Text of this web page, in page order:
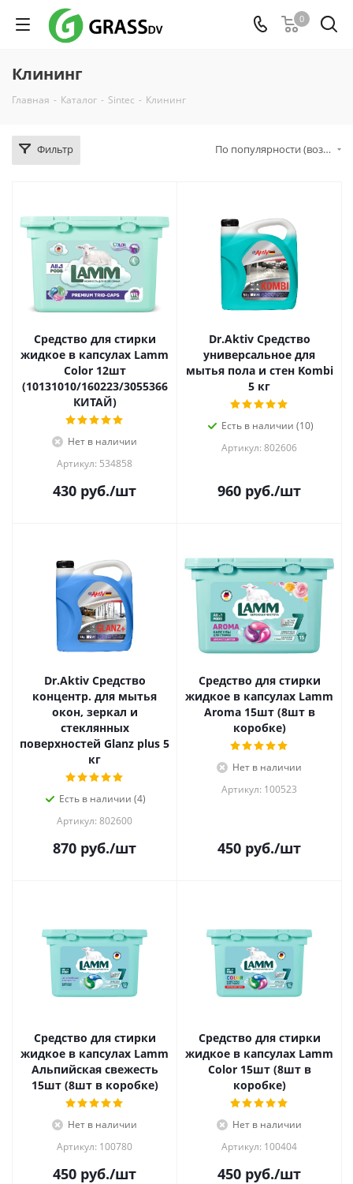
0
Клининг
Главная - Каталог - Sintec - Клининг
Фильтр По популярности (возрастание)
Средство для стирки
жидкое в капсулах Lamm
Color 12шт
(10131010/160223/3055366
КИТАЙ)
Нет в наличии
Артикул: 534858
430 руб./шт
Dr.Aktiv Средство
универсальное для
мытья пола и стен Kombi
5 кг
Есть в наличии (10)
Артикул: 802606
960 руб./шт
Dr.Aktiv Средство
концентр. для мытья
окон, зеркал и
стеклянных
поверхностей Glanz plus 5
кг
Есть в наличии (4)
Артикул: 802600
870 руб./шт
Средство для стирки
жидкое в капсулах Lamm
Aroma 15шт (8шт в
коробке)
Нет в наличии
Артикул: 100523
450 руб./шт
Средство для стирки
жидкое в капсулах Lamm
Альпийская свежесть
15шт (8шт в коробке)
Нет в наличии
Артикул: 100780
450 руб./шт
Средство для стирки
жидкое в капсулах Lamm
Color 15шт (8шт в
коробке)
Нет в наличии
Артикул: 100404
450 руб./шт